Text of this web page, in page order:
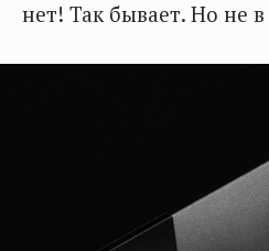
нет! Так бывает. Но не в